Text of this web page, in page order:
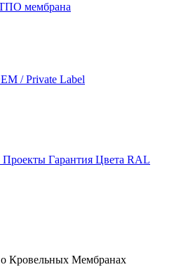
мембрана
/ Private Label
Проекты Гарантия Цвета RAL
Кровельных Мембранах